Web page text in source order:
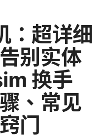
：超详细
别实体
换手
、常见
门